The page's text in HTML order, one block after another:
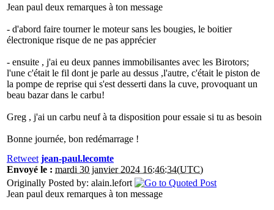
Jean paul deux remarques à ton message
- d'abord faire tourner le moteur sans les bougies, le boitier
électronique risque de ne pas apprécier
- ensuite , j'ai eu deux pannes immobilisantes avec les Birotors;
l'une c'était le fil dont je parle au dessus ,l'autre, c'était le piston de
la pompe de reprise qui s'est desserti dans la cuve, provoquant un
beau bazar dans le carbu!
Greg , j'ai un carbu neuf à ta disposition pour essaie si tu as besoin
Bonne journée, bon redémarrage !
Retweet jean-paul.lecomte
Envoyé le : mardi 30 janvier 2024 16:46:34(UTC)
Originally Posted by: alain.lefort
Jean paul deux remarques à ton message